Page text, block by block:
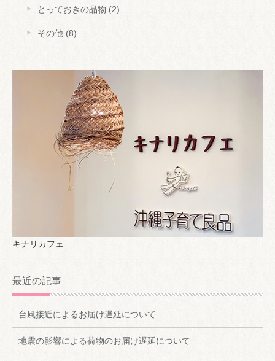
とっておきの品物 (2)
その他 (8)
キナリカフェ
最近の記事
台風接近によるお届け遅延について
地震の影響による荷物のお届け遅延について